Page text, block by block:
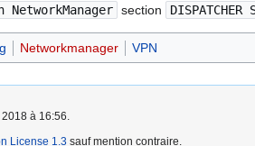
NetworkManager section DISPATCHER
Networkmanager VPN
à 16:56.
License 1.3 sauf mention contraire.